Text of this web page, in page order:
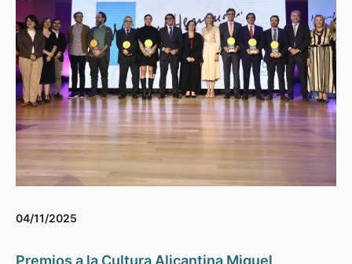
04/11/2025
Premios a la Cultura Alicantina Miguel